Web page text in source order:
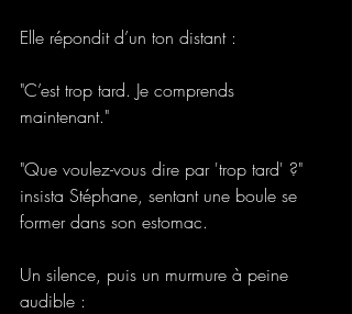
Elle répondit d’un ton distant :
"C’est trop tard. Je comprends
maintenant."
"Que voulez-vous dire par 'trop tard' ?"
insista Stéphane, sentant une boule se
former dans son estomac.
Un silence, puis un murmure à peine
audible :